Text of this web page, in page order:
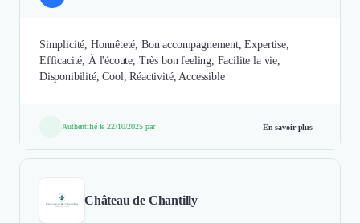
Simplicité, Honnêteté, Bon accompagnement, Expertise,
Efficacité, À l'écoute, Très bon feeling, Facilite la vie,
Disponibilité, Cool, Réactivité, Accessible
Authentifié le 22/10/2025 par En savoir plus
Château de Chantilly